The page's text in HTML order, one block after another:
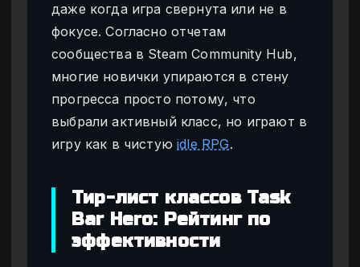
даже когда игра свернута или не в
фокусе. Согласно отчетам
сообщества в Steam Community Hub,
многие новички упираются в стену
прогресса просто потому, что
выбрали активный класс, но играют в
игру как в чистуюidle RPG.
Тир-лист классов Task
Bar Hero: Рейтинг по
эффективности